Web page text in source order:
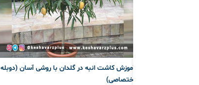
آموزش کاشت انبه در گلدان با روشی آسان (دوبله
اختصاصی)